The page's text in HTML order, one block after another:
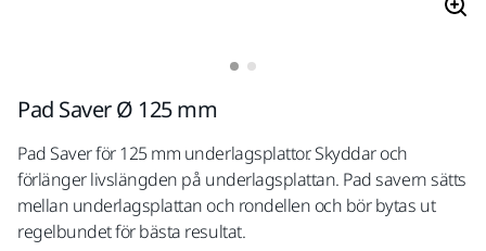
Pad Saver Ø 125 mm
Pad Saver för 125 mm underlagsplattor. Skyddar och
förlänger livslängden på underlagsplattan. Pad savern sätts
mellan underlagsplattan och rondellen och bör bytas ut
regelbundet för bästa resultat.